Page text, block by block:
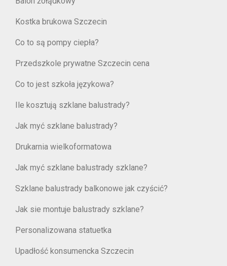
Kostka brukowa Szczecin
Co to są pompy ciepła?
Przedszkole prywatne Szczecin cena
Co to jest szkoła językowa?
Ile kosztują szklane balustrady?
Jak myć szklane balustrady?
Drukarnia wielkoformatowa
Jak myć szklane balustrady szklane?
Szklane balustrady balkonowe jak czyścić?
Jak sie montuje balustrady szklane?
Personalizowana statuetka
Upadłość konsumencka Szczecin